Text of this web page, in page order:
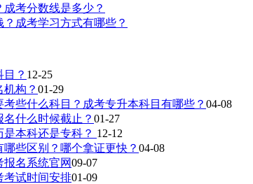
考分数线是多少？
成考学习方式有哪些？
？ 12-25
构？ 01-29
考些什么科目？成考专升本科目有哪些？ 04-08
名什么时候截止？ 01-27
本科还是专科？ 12-12
些区别？哪个拿证更快？ 04-08
报名系统官网09-07
考试时间安排01-09